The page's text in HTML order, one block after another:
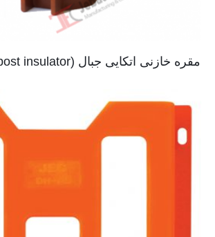
مقره خازنی اتکایی جبال (Capacitance post insulator)